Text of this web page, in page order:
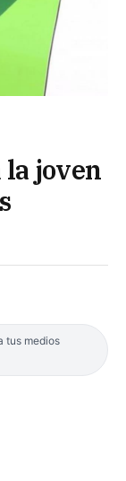
la joven
tus medios